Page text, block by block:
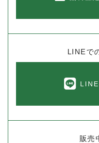
LINEで
販売